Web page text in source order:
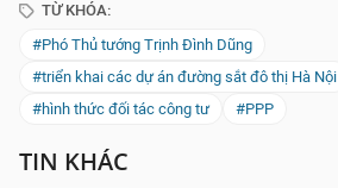
TỪ KHÓA:
#Phó Thủ tướng Trịnh Đình Dũng
#triển khai các dự án đường sắt đô thị Hà Nội
#hình thức đối tác công tư
#PPP
TIN KHÁC